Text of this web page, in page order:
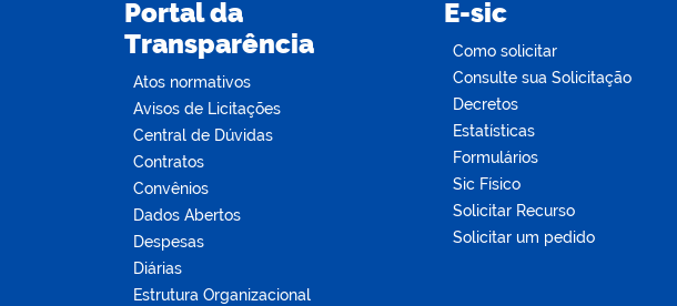
Portal da
Transparência
Atos normativos
Avisos de Licitações
Central de Dúvidas
Contratos
Convênios
Dados Abertos
Despesas
Diárias
Estrutura Organizacional
E-sic
Como solicitar
Consulte sua Solicitação
Decretos
Estatísticas
Formulários
Sic Físico
Solicitar Recurso
Solicitar um pedido